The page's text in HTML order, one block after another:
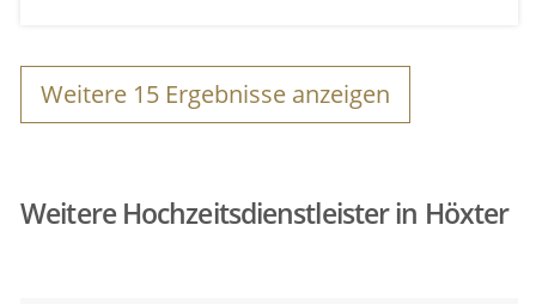
Weitere 15 Ergebnisse anzeigen
Weitere Hochzeitsdienstleister in Höxter